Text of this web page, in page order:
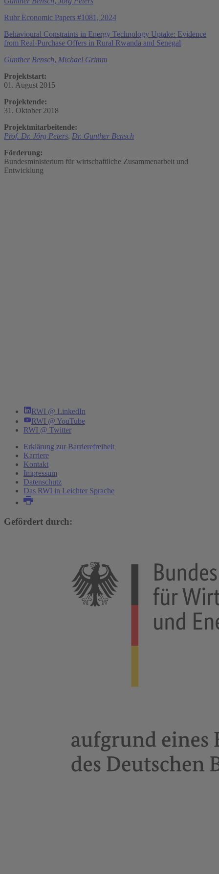
Ruhr Economic Papers #1081, 2024
Behavioural Constraints in Energy Technology Uptake: Evidence
from Real-Purchase Offers in Rural Rwanda and Senegal
Gunther Bensch, Michael Grimm
Projektstart:
01. August 2015
Projektende:
31. Oktober 2018
Projektmitarbeitende:
Prof. Dr. Jörg Peters, Dr. Gunther Bensch
Förderung:
Bundesministerium für wirtschaftliche Zusammenarbeit und
Entwicklung
RWI @ LinkedIn
RWI @ YouTube
RWI @ Twitter
Erklärung zur Barrierefreiheit
Karriere
Kontakt
Impressum
Datenschutz
Das RWI in Leichter Sprache
Gefördert durch: